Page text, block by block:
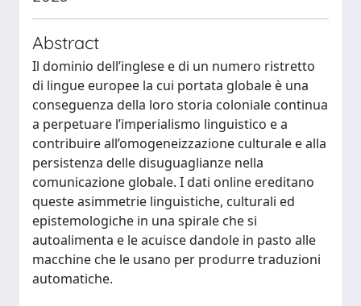
Abstract
Il dominio dell’inglese e di un numero ristretto
di lingue europee la cui portata globale è una
conseguenza della loro storia coloniale continua
a perpetuare l’imperialismo linguistico e a
contribuire all’omogeneizzazione culturale e alla
persistenza delle disuguaglianze nella
comunicazione globale. I dati online ereditano
queste asimmetrie linguistiche, culturali ed
epistemologiche in una spirale che si
autoalimenta e le acuisce dandole in pasto alle
macchine che le usano per produrre traduzioni
automatiche.